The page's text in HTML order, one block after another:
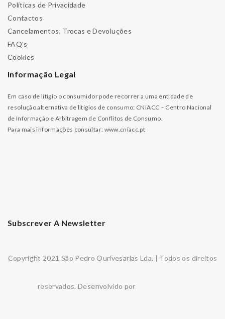
Políticas de Privacidade
Contactos
Cancelamentos, Trocas e Devoluções
FAQ’s
Cookies
Informação Legal
Em caso de litígio o consumidor pode recorrer a uma entidade de
resolução alternativa de litígios de consumo: CNIACC – Centro Nacional
de Informação e Arbitragem de Conflitos de Consumo.
Para mais informações consultar: www.cniacc.pt
Subscrever A Newsletter
Copyright 2021 São Pedro Ourivesarias Lda. | Todos os direitos
reservados. Desenvolvido por